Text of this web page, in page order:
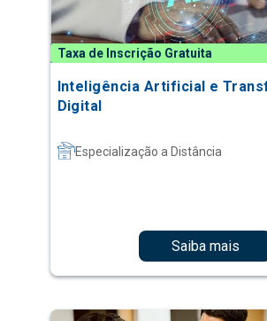
Taxa de Inscrição Gratuita
Inteligência Artificial e
Digital
Especialização a Distância
Saiba mais